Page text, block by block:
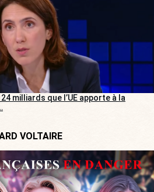
milliards que l’UE apporte à la
VOLTAIRE